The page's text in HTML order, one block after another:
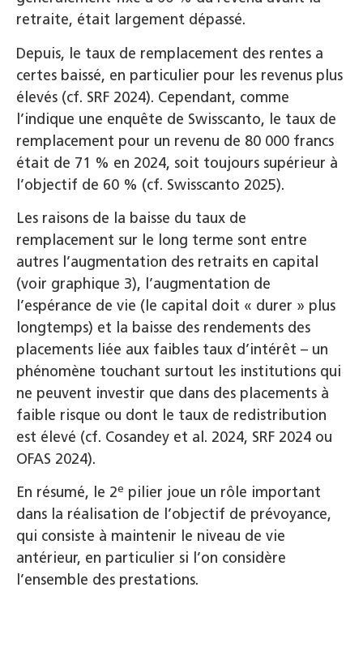
retraite, était largement dépassé.
Depuis, le taux de remplacement des rentes a
certes baissé, en particulier pour les revenus plus
élevés (cf. SRF 2024). Cependant, comme
l’indique une enquête de Swisscanto, le taux de
remplacement pour un revenu de 80 000 francs
était de 71 % en 2024, soit toujours supérieur à
l’objectif de 60 % (cf. Swisscanto 2025).
Les raisons de la baisse du taux de
remplacement sur le long terme sont entre
autres l’augmentation des retraits en capital
(voir graphique 3), l’augmentation de
l’espérance de vie (le capital doit « durer » plus
longtemps) et la baisse des rendements des
placements liée aux faibles taux d’intérêt – un
phénomène touchant surtout les institutions qui
ne peuvent investir que dans des placements à
faible risque ou dont le taux de redistribution
est élevé (cf. Cosandey et al. 2024, SRF 2024 ou
OFAS 2024).
En résumé, le 2e pilier joue un rôle important
dans la réalisation de l’objectif de prévoyance,
qui consiste à maintenir le niveau de vie
antérieur, en particulier si l’on considère
l’ensemble des prestations.